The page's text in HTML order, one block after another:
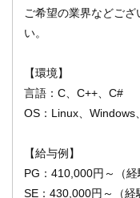
ご希望の業界などご
い。
【環境】
言語：C、C++、C#
OS：Linux、
【給与例】
PG：410,000円～（経
SE：430,000円～（経